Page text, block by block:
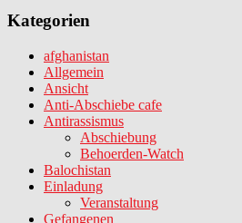
Kategorien
afghanistan
Allgemein
Ansicht
Anti-Abschiebe cafe
Antirassismus
Abschiebung
Behoerden-Watch
Balochistan
Einladung
Veranstaltung
Gefangenen